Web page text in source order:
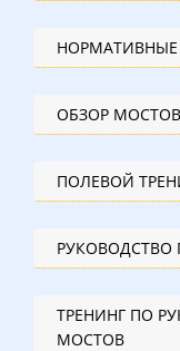
НОРМАТИВНЫЕ
ОБЗОР
ПОЛЕВОЙ
ТРЕНИНГ ПО
МОСТОВ